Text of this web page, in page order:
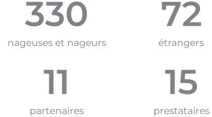
nageuses et nageurs
330
étrangers
72
partenaires
11
prestataires
15